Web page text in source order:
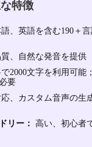
特徴
語、英語を含む190＋
、自然な発音を提供
2000文字を利用可能
要
、カスタム音声の生
リー： 高い、初心者